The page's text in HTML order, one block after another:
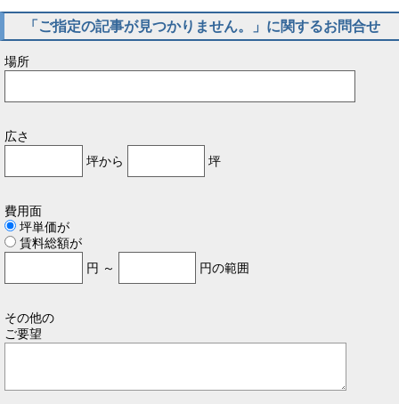
「ご指定の記事が見つかりません。」に関するお問合せ
場所
広さ
坪から
坪
費用面
坪単価が
賃料総額が
円 ～
円の範囲
その他の
ご要望